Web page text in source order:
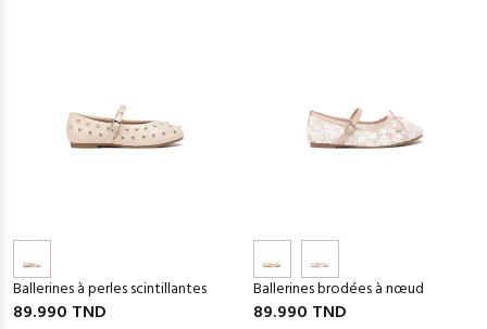
Ballerines à perles scintillantes
89.990 TND
Ballerines brodées à nœud
89.990 TND